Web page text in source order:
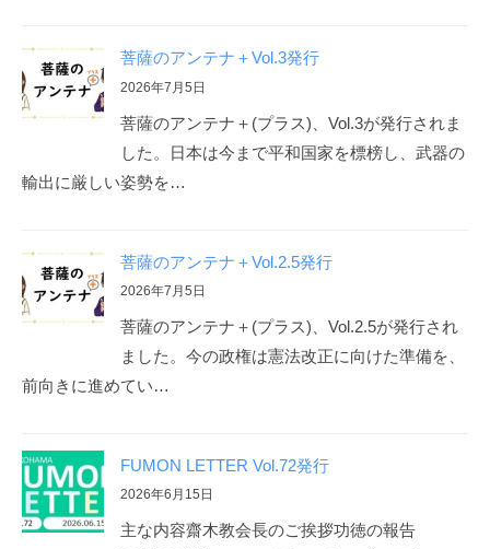
菩薩のアンテナ＋Vol.3発行
2026年7月5日
菩薩のアンテナ＋(プラス)、Vol.3が発行されま
した。日本は今まで平和国家を標榜し、武器の
輸出に厳しい姿勢を…
菩薩のアンテナ＋Vol.2.5発行
2026年7月5日
菩薩のアンテナ＋(プラス)、Vol.2.5が発行され
ました。今の政権は憲法改正に向けた準備を、
前向きに進めてい…
FUMON LETTER Vol.72発行
2026年6月15日
主な内容齋木教会長のご挨拶功徳の報告